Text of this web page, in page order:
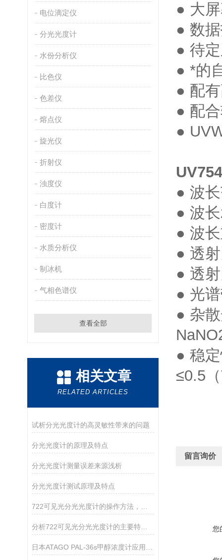
电位滴定仪
分光光度计
水份分析仪
比色仪
色差仪
熔点仪
旋光仪
折射仪
浊度仪
白度计
密度计
水质分析仪
制冰机
气相色谱仪
查看全部
相关文章
RELATED ARTICLES
试析分光光度计的高灵敏性带来的问题
分光光度计的原理及特点
分光光度计测量误差来源浅析
分光光度计测试原理及特点
分析722可见光分光光度计的主要特点和维护
● 大
● 数
● 待
● *的
● 配
● 配
●
● 波
● 波
● 波
● 透
● 透
● 光
● 杂
● 稳
≤0.5
留言询价
您